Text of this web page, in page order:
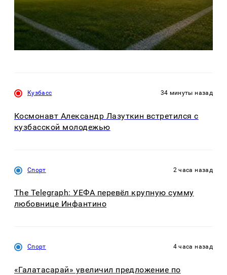
Кузбасс 34 минуты назад
Космонавт Александр Лазуткин встретился с
кузбасской молодежью
Спорт 2 часа назад
The Telegraph: УЕФА перевёл крупную сумму
любовнице Инфантино
Спорт 4 часа назад
«Галатасарай» увеличил предложение по